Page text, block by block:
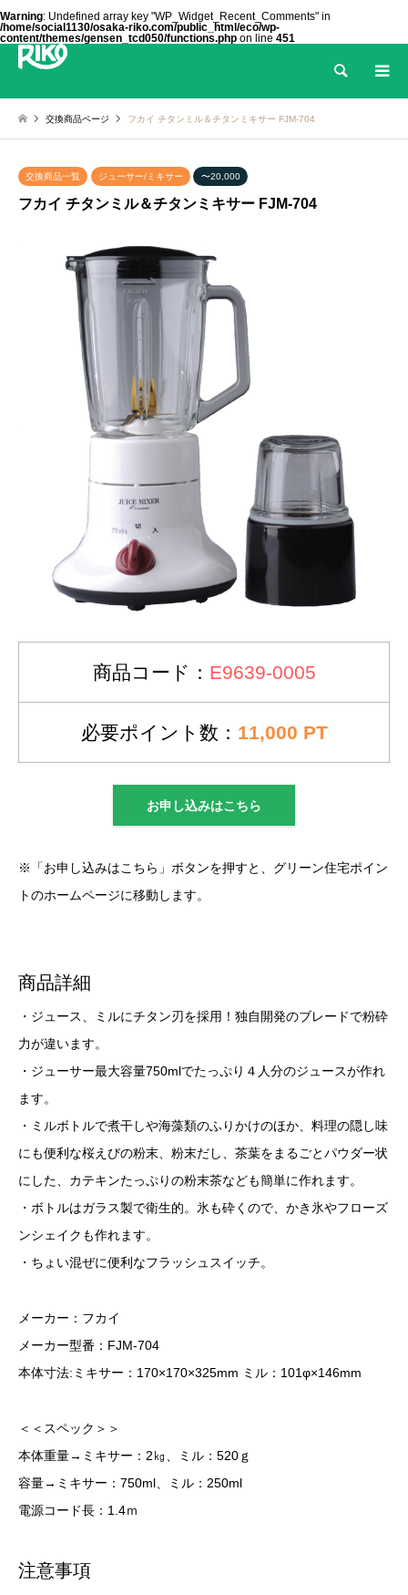
Warning: Undefined array key "WP_Widget_Recent_Comments" in
/home/social1130/osaka-riko.com/public_html/eco/wp-
content/themes/gensen_tcd050/functions.php on line 451
検索
交換商品ページ フカイ チタンミル＆チタンミキサー FJM-704
交換商品一覧 ジューサー/ミキサー 〜20,000
フカイ チタンミル＆チタンミキサー FJM-704
商品コード： E9639-0005
必要ポイント数： 11,000 PT
お申し込みはこちら
※「お申し込みはこちら」ボタンを押すと、グリーン住宅ポイン
トのホームページに移動します。
商品詳細
・ジュース、ミルにチタン刃を採用！独自開発のブレードで粉砕
力が違います。
・ジューサー最大容量750mlでたっぷり４人分のジュースが作れ
ます。
・ミルボトルで煮干しや海藻類のふりかけのほか、料理の隠し味
にも便利な桜えびの粉末、粉末だし、茶葉をまるごとパウダー状
にした、カテキンたっぷりの粉末茶なども簡単に作れます。
・ボトルはガラス製で衛生的。氷も砕くので、かき氷やフローズ
ンシェイクも作れます。
・ちょい混ぜに便利なフラッシュスイッチ。
メーカー：フカイ
メーカー型番：FJM-704
本体寸法:ミキサー：170×170×325mm ミル：101φ×146mm
＜＜スペック＞＞
本体重量→ミキサー：2㎏、ミル：520ｇ
容量→ミキサー：750ml、ミル：250ml
電源コード長：1.4ｍ
注意事項